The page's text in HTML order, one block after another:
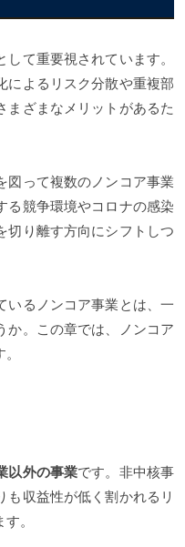
て重要視されています。
によるリスク分散や重複部
まざまなメリットがあるた
図って複数のノンコア事業
る競争環境やコロナの感染
切り離す方向にシフトしつ
いるノンコア事業とは、一
か。この章では、ノンコア
以外の事業です。非中核事
も収益性が低く割かれるリ
。